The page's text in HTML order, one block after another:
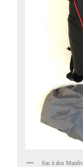
Sac à dos